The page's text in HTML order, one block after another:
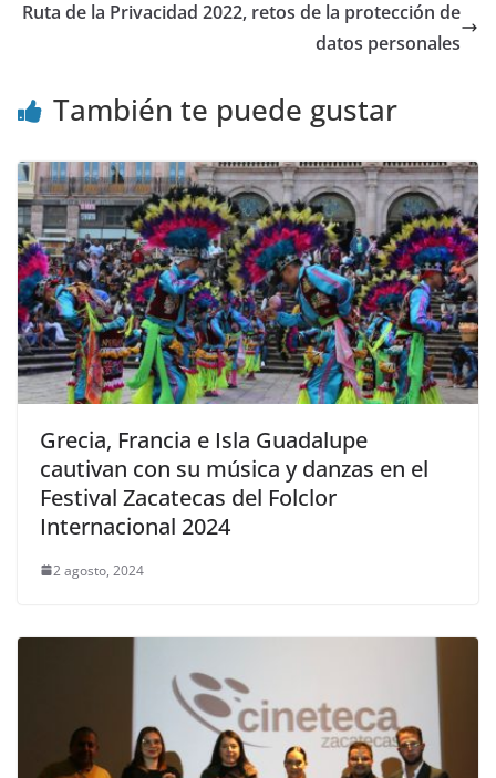
Ruta de la Privacidad 2022, retos de la protección de
datos personales
También te puede gustar
Grecia, Francia e Isla Guadalupe
cautivan con su música y danzas en el
Festival Zacatecas del Folclor
Internacional 2024
2 agosto, 2024